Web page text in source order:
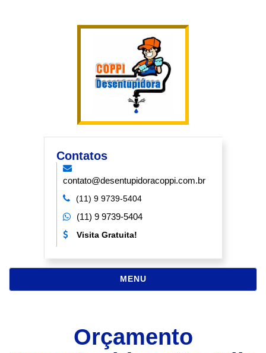
Contatos
contato@desentupidoracoppi.com.br
(11) 9 9739-5404
(11) 9 9739-5404
Visita Gratuita!
MENUNAVEGAÇÃO
Orçamento